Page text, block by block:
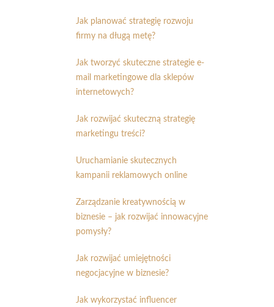
Jak planować strategię rozwoju
firmy na długą metę?
Jak tworzyć skuteczne strategie e-
mail marketingowe dla sklepów
internetowych?
Jak rozwijać skuteczną strategię
marketingu treści?
Uruchamianie skutecznych
kampanii reklamowych online
Zarządzanie kreatywnością w
biznesie – jak rozwijać innowacyjne
pomysły?
Jak rozwijać umiejętności
negocjacyjne w biznesie?
Jak wykorzystać influencer